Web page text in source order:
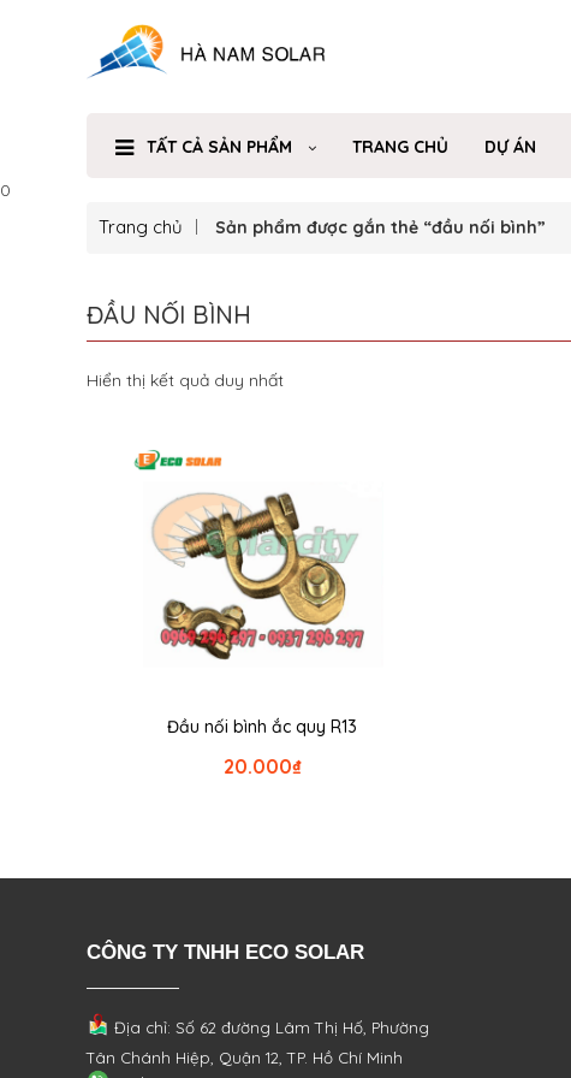
TẤT CẢ SẢN PHẨM TRANG CHỦ DỰ ÁN
0
Trang chủ Sản phẩm được gắn thẻ “đầu nối bình”
ĐẦU NỐI BÌNH
Hiển thị kết quả duy nhất
Đầu nối bình ắc quy R13
₫
20.000
CÔNG TY TNHH ECO SOLAR
Địa chỉ: Số 62 đường Lâm Thị Hố, Phường
Tân Chánh Hiệp, Quận 12, TP. Hồ Chí Minh